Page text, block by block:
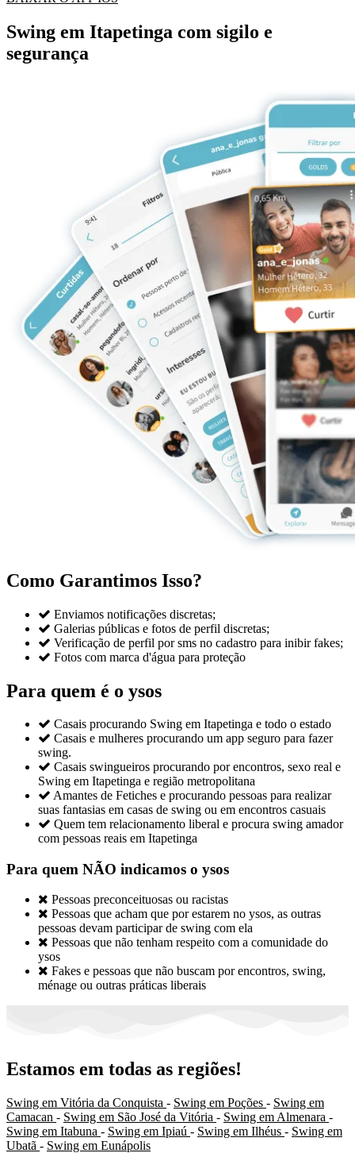
Swing em Itapetinga com sigilo e
segurança
Como Garantimos Isso?
 Enviamos notificações discretas;
 Galerias públicas e fotos de perfil discretas;
 Verificação de perfil por sms no cadastro para inibir fakes;
 Fotos com marca d'água para proteção
Para quem é o ysos
 Casais procurando Swing em Itapetinga e todo o estado
 Casais e mulheres procurando um app seguro para fazer
swing.
 Casais swingueiros procurando por encontros, sexo real e
Swing em Itapetinga e região metropolitana
 Amantes de Fetiches e procurando pessoas para realizar
suas fantasias em casas de swing ou em encontros casuais
 Quem tem relacionamento liberal e procura swing amador
com pessoas reais em Itapetinga
Para quem NÃO indicamos o ysos
 Pessoas preconceituosas ou racistas
 Pessoas que acham que por estarem no ysos, as outras
pessoas devam participar de swing com ela
 Pessoas que não tenham respeito com a comunidade do
ysos
 Fakes e pessoas que não buscam por encontros, swing,
ménage ou outras práticas liberais
Estamos em todas as regiões!
Swing em Vitória da Conquista - Swing em Poções - Swing em
Camacan - Swing em São José da Vitória - Swing em Almenara -
Swing em Itabuna - Swing em Ipiaú - Swing em Ilhéus - Swing em
Ubatã - Swing em Eunápolis